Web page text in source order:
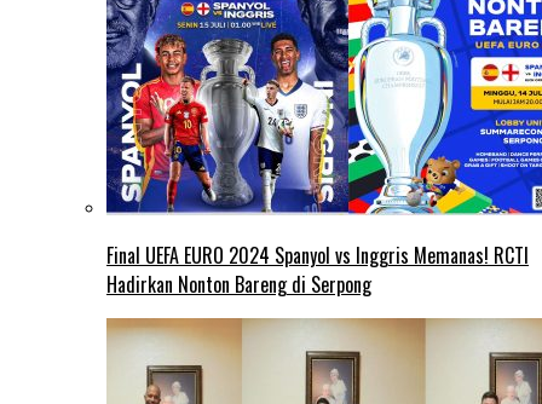
Final UEFA EURO 2024 Spanyol vs Inggris Memanas! RCTI
Hadirkan Nonton Bareng di Serpong